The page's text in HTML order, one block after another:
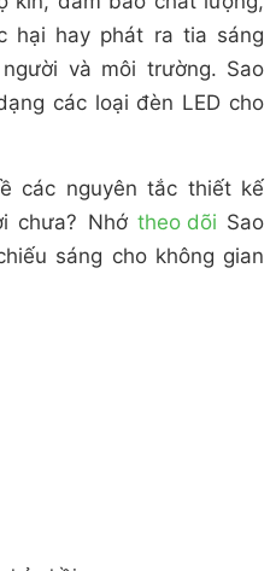
hại hay phát ra tia sáng
và môi trường. Sao
các loại đèn LED cho
các nguyên tắc thiết kế
chưa? Nhớ theo dõi Sao
sáng cho không gian